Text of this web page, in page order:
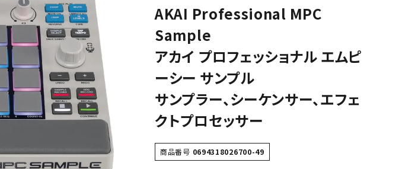
管楽器小物
その他楽器
その他楽器
ハーモニカ
鍵盤ハーモニカ
リコーダー
CD/楽譜・音楽雑貨
CD、映像ソフト等
音楽雑貨
AKAI Professional MPC
Sample
アカイ プロフェッショナル エムピ
ーシー サンプル
サンプラー、シーケンサー、エフェ
クトプロセッサー
商品番号 0694318026700-49